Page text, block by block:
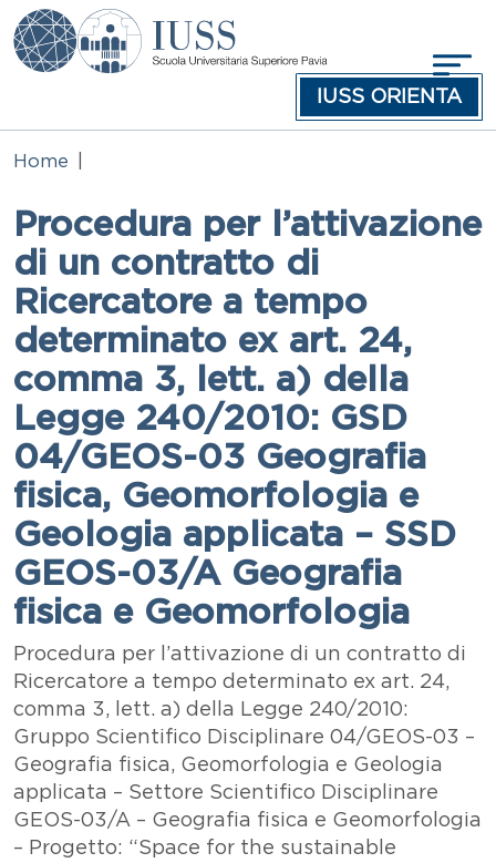
Salta al contenuto principale
IUSS ORIENTA
Home
Procedura per l’attivazione
di un contratto di
Ricercatore a tempo
determinato ex art. 24,
comma 3, lett. a) della
Legge 240/2010: GSD
04/GEOS-03 Geografia
fisica, Geomorfologia e
Geologia applicata – SSD
GEOS-03/A Geografia
fisica e Geomorfologia
Abstract
Procedura per l’attivazione di un contratto di
Ricercatore a tempo determinato ex art. 24,
comma 3, lett. a) della Legge 240/2010:
Gruppo Scientifico Disciplinare 04/GEOS-03 –
Geografia fisica, Geomorfologia e Geologia
applicata – Settore Scientifico Disciplinare
GEOS-03/A – Geografia fisica e Geomorfologia
– Progetto: “Space for the sustainable